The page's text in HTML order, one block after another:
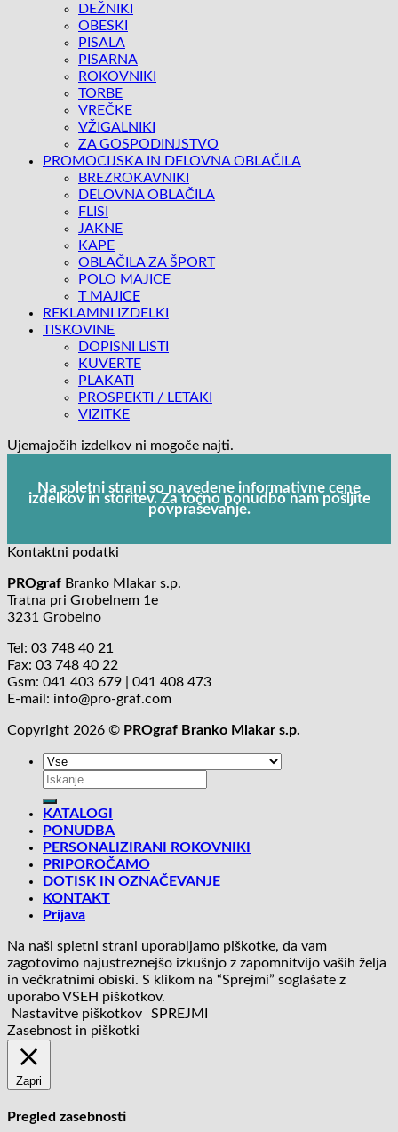
DEŽNIKI
OBESKI
PISALA
PISARNA
ROKOVNIKI
TORBE
VREČKE
VŽIGALNIKI
ZA GOSPODINJSTVO
PROMOCIJSKA IN DELOVNA OBLAČILA
BREZROKAVNIKI
DELOVNA OBLAČILA
FLISI
JAKNE
KAPE
OBLAČILA ZA ŠPORT
POLO MAJICE
T MAJICE
REKLAMNI IZDELKI
TISKOVINE
DOPISNI LISTI
KUVERTE
PLAKATI
PROSPEKTI / LETAKI
VIZITKE
Ujemajočih izdelkov ni mogoče najti.
Na spletni strani so navedene informativne cene
izdelkov in storitev. Za točno ponudbo nam pošljite
povpraševanje.
Kontaktni podatki
PROgraf Branko Mlakar s.p.
Tratna pri Grobelnem 1e
3231 Grobelno
Tel: 03 748 40 21
Fax: 03 748 40 22
Gsm: 041 403 679 | 041 408 473
E-mail: info@pro-graf.com
Copyright 2026 © PROgraf Branko Mlakar s.p.
Išči:
KATALOGI
PONUDBA
PERSONALIZIRANI ROKOVNIKI
PRIPOROČAMO
DOTISK IN OZNAČEVANJE
KONTAKT
Prijava
Na naši spletni strani uporabljamo piškotke, da vam
zagotovimo najustreznejšo izkušnjo z zapomnitvijo vaših želja
in večkratnimi obiski. S klikom na “Sprejmi” soglašate z
uporabo VSEH piškotkov.
Nastavitve piškotkov
SPREJMI
Zasebnost in piškotki
Zapri
Pregled zasebnosti